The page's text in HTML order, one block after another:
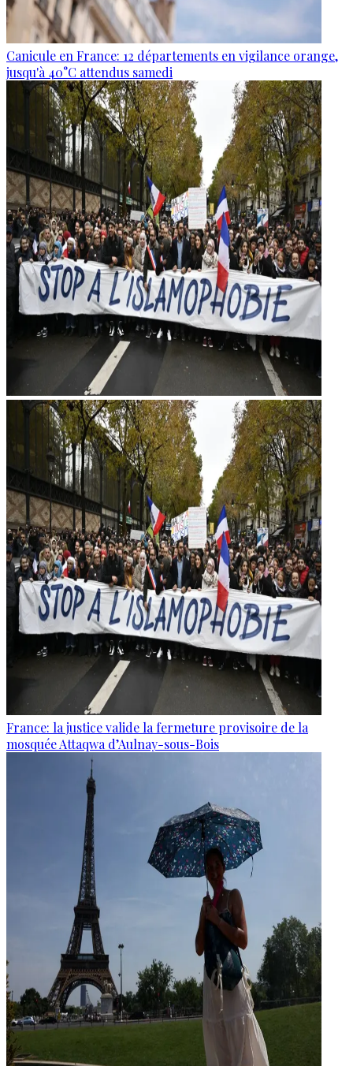
Canicule en France: 12 départements en vigilance orange,
jusqu'à 40°C attendus samedi
France: la justice valide la fermeture provisoire de la
mosquée Attaqwa d’Aulnay-sous-Bois